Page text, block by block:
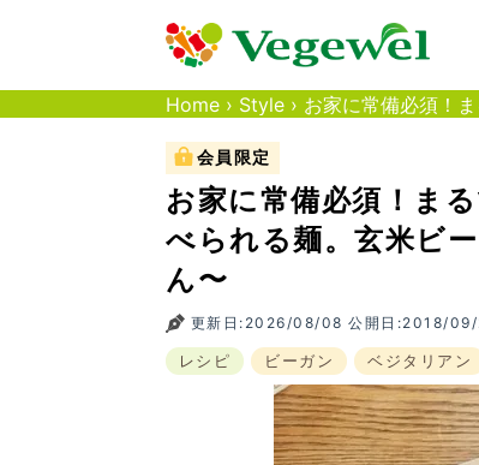
Home › Style › お家に常備必須！
会員限定
お家に常備必須！ま
べられる麺。玄米ビ
ん〜
更新日:2026/08/08 公開日:2018/
レシピ ビーガン ベジタリアン